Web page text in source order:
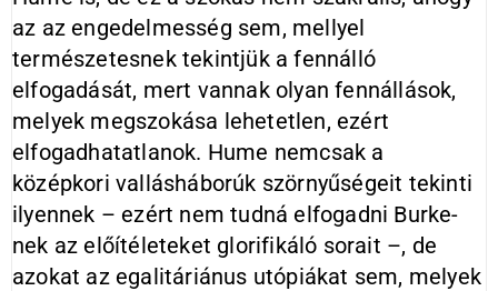
az az engedelmesség sem, mellyel
természetesnek tekintjük a fennálló
elfogadását, mert vannak olyan fennállások,
melyek megszokása lehetetlen, ezért
elfogadhatatlanok. Hume nemcsak a
középkori vallásháborúk szörnyűségeit tekinti
ilyennek – ezért nem tudná elfogadni Burke-
nek az előítéleteket glorifikáló sorait –, de
azokat az egalitáriánus utópiákat sem, melyek